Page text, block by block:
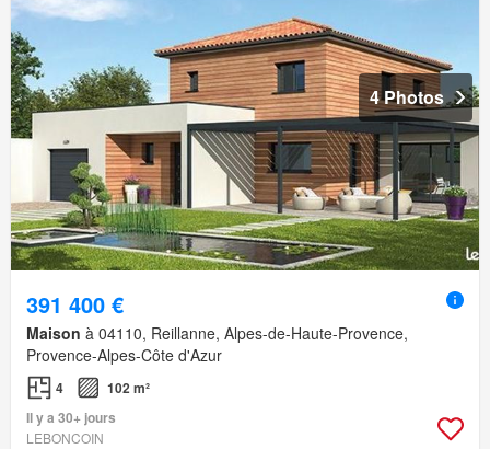
4 Photos
391 400 €
Maison à 04110, Reillanne, Alpes-de-Haute-Provence,
Provence-Alpes-Côte d'Azur
4
102 m²
Il y a 30+ jours
LEBONCOIN